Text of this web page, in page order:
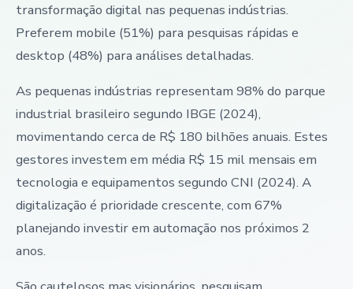
transformação digital nas pequenas indústrias.
Preferem mobile (51%) para pesquisas rápidas e
desktop (48%) para análises detalhadas.
As pequenas indústrias representam 98% do parque
industrial brasileiro segundo IBGE (2024),
movimentando cerca de R$ 180 bilhões anuais. Estes
gestores investem em média R$ 15 mil mensais em
tecnologia e equipamentos segundo CNI (2024). A
digitalização é prioridade crescente, com 67%
planejando investir em automação nos próximos 2
anos.